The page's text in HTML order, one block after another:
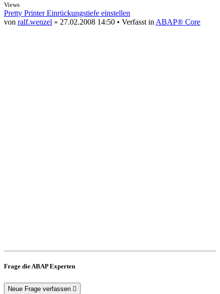
Views
Pretty Printer Einrückungstiefe einstellen
von ralf.wenzel » 27.02.2008 14:50 • Verfasst in ABAP® Core
Frage die ABAP Experten
Neue Frage verfassen